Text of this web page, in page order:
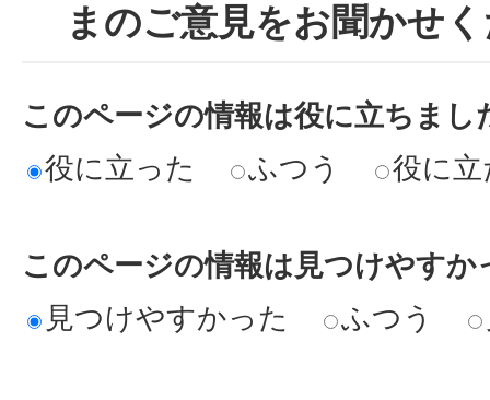
まのご意見をお聞かせ
このページの情報は役に立ちまし
役に立った
ふつう 役に
このページの情報は見つけやすか
見つけやすかった
ふつう